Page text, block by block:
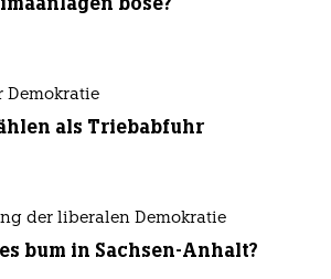
Demokratie
als Triebabfuhr
der liberalen Demokratie
bum in Sachsen-Anhalt?